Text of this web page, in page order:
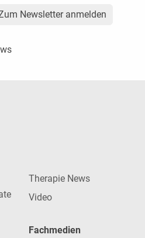
Newsletter anmelden
Therapie News
Video
Fachmedien